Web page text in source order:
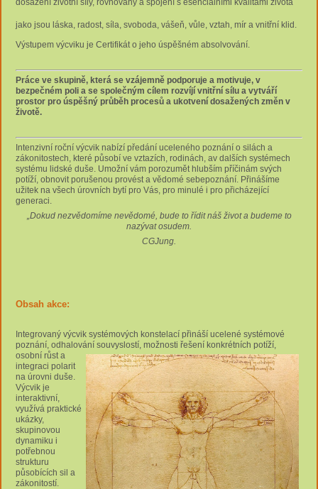
jako jsou láska, radost, síla, svoboda, vášeň, vůle, vztah, mír a vnitřní klid.
Výstupem výcviku je Certifikát o jeho úspěšném absolvování.
Práce ve skupině, která se vzájemně podporuje a motivuje, v
bezpečném poli a se společným cílem rozvíjí vnitřní sílu a vytváří
prostor pro úspěšný průběh procesů a ukotvení dosažených změn v
životě.
Intenzivní roční výcvik nabízí předání uceleného poznání o silách a
zákonitostech, které působí ve vztazích, rodinách, av dalších systémech
systému lidské duše. Umožní vám porozumět hlubším příčinám svých
potíží, obnovit porušenou provést a vědomé sebepoznání. Přinášíme
užitek na všech úrovních bytí pro Vás, pro minulé i pro přicházející
generaci.
„Dokud nezvědomíme nevědomé, bude to řídit náš život a budeme to
nazývat osudem.
CGJung.
Obsah akce:
Integrovaný výcvik systémových konstelací přináší ucelené systémové
poznání, odhalování souvyslostí, možnosti řešení konkrétních potíží,
osobní růst a
integraci polarit
na úrovni duše.
Výcvik je
interaktivní,
využívá praktické
ukázky,
skupinovou
dynamiku i
potřebnou
strukturu
působících sil a
zákonitostí.